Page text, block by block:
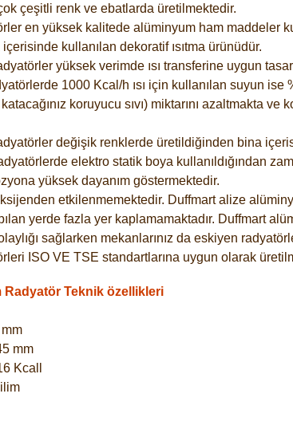
çeşitli renk ve ebatlarda üretilmektedir.
en yüksek kalitede alüminyum ham maddeler
kullanılan dekoratif ısıtma ürünüdür.
yüksek verimde ısı transferine uygun
1000 Kcal/h ısı için kullanılan suyun
katacağınız koruyucu sıvı) miktarını azaltmakta
değişik renklerde üretildiğinden bina
elektro statik boya kullanıldığından
yüksek dayanım göstermektedir.
etkilenmemektedir. Duffmart alize
yerde fazla yer kaplamamaktadır. Duffmart
sağlarken mekanlarınız da eskiyen
ISO VE TSE standartlarına uygun olarak
Radyatör Teknik özellikleri
mm
Kcall